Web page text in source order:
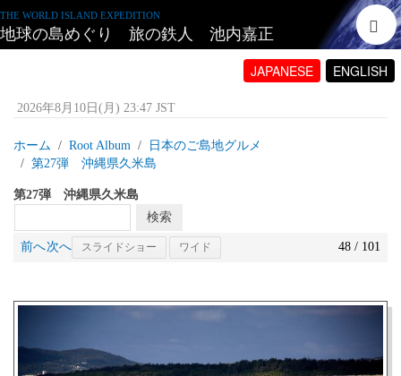
THE WORLD ISLAND EXPEDITION
地球の島めぐり 旅の鉄人 池内嘉正
JAPANESE ENGLISH
2026年8月10日(月) 23:47 JST
ホーム Root Album
日本のご島地グルメ
第27弾 沖縄県久米島
第27弾 沖縄県久米島
前へ次へ スライドショー ワイド 48 / 101